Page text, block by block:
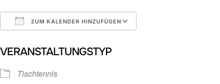
ZUM KALENDER HINZUFÜGEN
VERANSTALTUNGSTYP
Tischtennis